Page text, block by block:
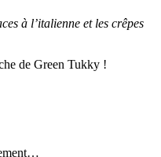
à l’italienne et les crêpes
de Green Tukky !